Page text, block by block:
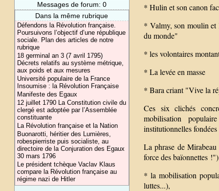
Messages de forum: 0
Dans la même rubrique
Défendons la Révolution française.
Poursuivons l’objectif d’une république
sociale. Plan des articles de notre
rubrique
18 germinal an 3 (7 avril 1795)
Décrets relatifs au système métrique,
aux poids et aux mesures
Université populaire de la France
Insoumise : la Révolution Française
Manifeste des Egaux
12 juillet 1790 La Constitution civile du
clergé est adoptée par l’Assemblée
constituante
La Révolution française et la Nation
Buonarotti, héritier des Lumières,
robespierriste puis socialiste, au
directoire de la Conjuration des Egaux
30 mars 1796
Le président tchèque Vaclav Klaus
compare la Révolution française au
régime nazi de Hitler
* Hulin et son canon
* Valmy, son moulin et
du monde"
* les volontaires
* La levée en masse
* Bara criant "Vive la
Ces six clichés
mobilisation
institutionnelles
La phrase de
force des baïonnettes
* la mobilisation
luttes...),